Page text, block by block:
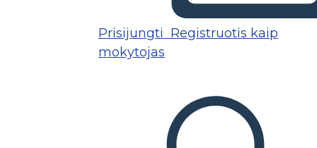
Prisijungti Registruotis kaip
mokytojas